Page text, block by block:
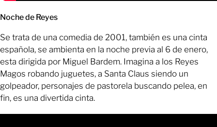
Noche de Reyes
Se trata de una comedia de 2001, también es una cinta
española, se ambienta en la noche previa al 6 de enero,
esta dirigida por Miguel Bardem. Imagina a los Reyes
Magos robando juguetes, a Santa Claus siendo un
golpeador, personajes de pastorela buscando pelea, en
fin, es una divertida cinta.